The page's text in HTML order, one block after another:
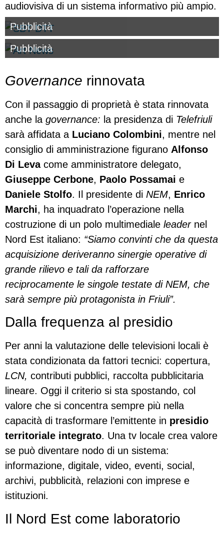
audiovisiva di un sistema informativo più ampio.
Pubblicità
Pubblicità
Governance rinnovata
Con il passaggio di proprietà è stata rinnovata
anche la governance: la presidenza di Telefriuli
sarà affidata a Luciano Colombini, mentre nel
consiglio di amministrazione figurano Alfonso
Di Levacome amministratore delegato,
Giuseppe Cerbone, Paolo Possamai e
Daniele Stolfo. Il presidente di NEM, Enrico
Marchi, ha inquadrato l’operazione nella
costruzione di un polo multimediale leadernel
Nord Est italiano: “Siamo convinti che da questa
acquisizione deriveranno sinergie operative di
grande rilievo e tali da rafforzare
reciprocamente le singole testate di NEM, che
sarà sempre più protagonista in Friuli”.
Dalla frequenza al presidio
Per anni la valutazione delle televisioni locali è
stata condizionata da fattori tecnici: copertura,
LCN, contributi pubblici, raccolta pubblicitaria
lineare. Oggi il criterio si sta spostando, col
valore che si concentra sempre più nella
capacità di trasformare l’emittente in presidio
territoriale integrato. Una tv locale crea valore
se può diventare nodo di un sistema:
informazione, digitale, video, eventi, social,
archivi, pubblicità, relazioni con imprese e
istituzioni.
Il Nord Est come laboratorio